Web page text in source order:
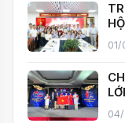
01/